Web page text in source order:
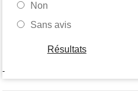
Non
Sans avis
Résultats
-